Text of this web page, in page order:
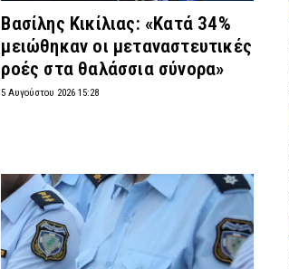
Βασίλης Κικίλιας: «Κατά 34%
μειώθηκαν οι μεταναστευτικές
ροές στα θαλάσσια σύνορα»
5 Αυγούστου 2026 15:28